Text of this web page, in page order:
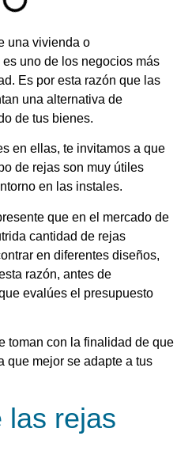
una vivienda o
uno de los negocios más
Es por esta razón que las
una alternativa de
de tus bienes.
en ellas, te invitamos a que
de rejas son muy útiles
en las instales.
que en el mercado de
cantidad de rejas
en diferentes diseños,
razón, antes de
evalúes el presupuesto
toman con la finalidad de que
que mejor se adapte a tus
las rejas